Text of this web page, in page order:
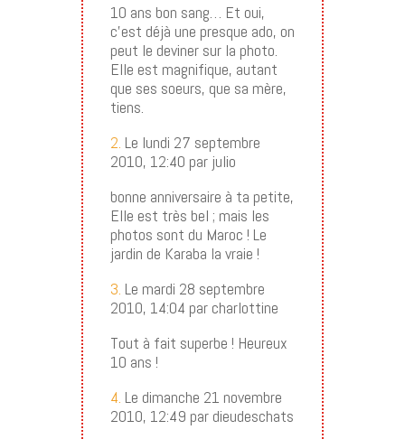
10 ans bon sang… Et oui,
c’est déjà une presque ado, on
peut le deviner sur la photo.
Elle est magnifique, autant
que ses soeurs, que sa mère,
tiens.
2. Le lundi 27 septembre
2010, 12:40 par julio
bonne anniversaire à ta petite,
Elle est très bel ; mais les
photos sont du Maroc ! Le
jardin de Karaba la vraie !
3. Le mardi 28 septembre
2010, 14:04 par charlottine
Tout à fait superbe ! Heureux
10 ans !
4. Le dimanche 21 novembre
2010, 12:49 par dieudeschats